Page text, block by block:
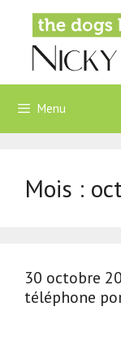
contenu
Menu
Mois :
30 octobre
téléphone